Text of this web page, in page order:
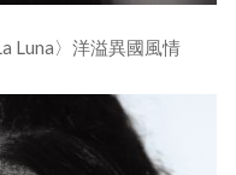
Luna〉洋溢異國風情